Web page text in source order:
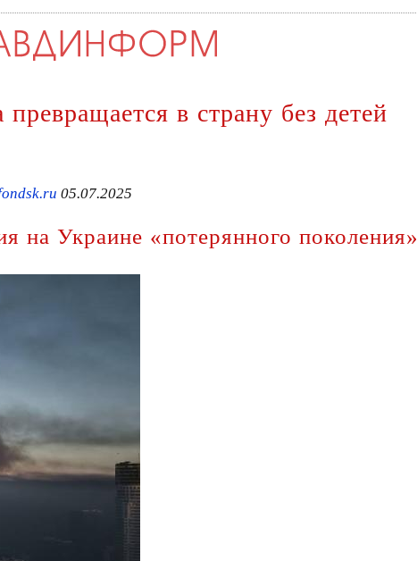
в страну без детей
05.07.2025
на Украине «потерянного поколения»